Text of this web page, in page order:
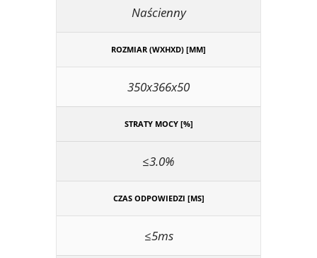
Naścienny
ROZMIAR (WXHXD) [MM]
350x366x50
STRATY MOCY [%]
≤3.0%
CZAS ODPOWIEDZI [MS]
≤5ms